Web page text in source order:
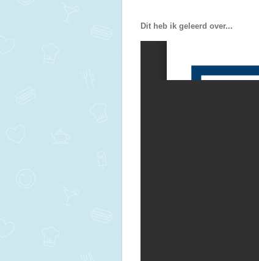
Dit heb ik geleerd over...